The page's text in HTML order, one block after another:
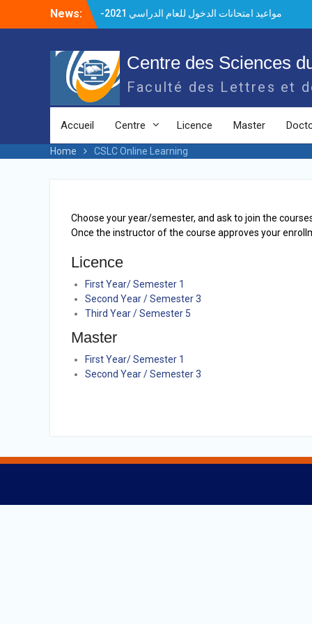
News:
مواعيد امتحانات الدخول للعام الدراسي 2021-
2022
(16 April to 21 May 2021) Digital English
Lab 2021
فريق من مركز علوم اللغة والتواصل يتأهل إلى
التصفيات الإقليمية من تحدّي (Hult Prize
Séminaire/webinaire de l’Institut français
du Proche-Orient (DEAMM) – Beyrouth
تنظيم دورات التأهيل اللغوي في مركز علوم
الطلاب المقبولين في امتحان الدخول 2021-
2022
Centre des Sciences
Faculté des Lettres et
Accueil Centre Licence Master
Home
CSLC Online Learning
Choose your year/semester, and ask to join the
Once the instructor of the course approves your
Licence
First Year/ Semester 1
Second Year / Semester 3
Third Year / Semester 5
Master
First Year/ Semester 1
Second Year / Semester 3